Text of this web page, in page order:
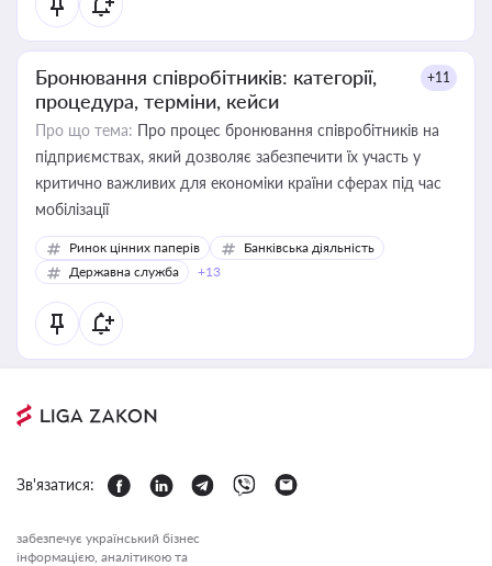
Бронювання співробітників: категорії,
процедура, терміни, кейси
+11
Про що тема: Про процес бронювання співробітників на
підприємствах, який дозволяє забезпечити їх участь у
критично важливих для економіки країни сферах під час
мобілізації
Ринок цінних паперів
Банківська діяльність
Державна служба
+13
Зв'язатися:
забезпечує український бізнес
інформацією, аналітикою та